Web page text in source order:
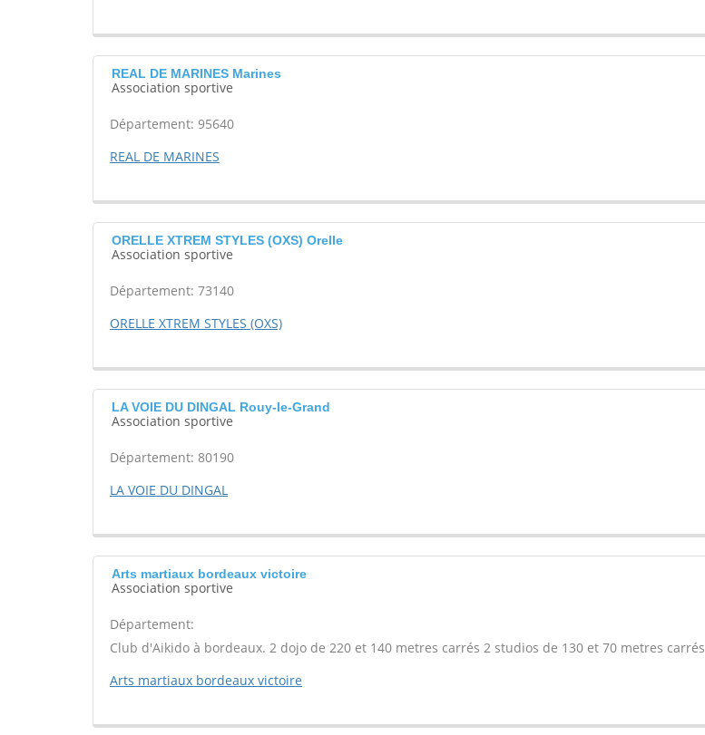
REAL DE MARINES Marines
Association sportive
Département: 95640
REAL DE MARINES
ORELLE XTREM STYLES (OXS) Orelle
Association sportive
Département: 73140
ORELLE XTREM STYLES (OXS)
LA VOIE DU DINGAL Rouy-le-Grand
Association sportive
Département: 80190
LA VOIE DU DINGAL
Arts martiaux bordeaux victoire
Association sportive
Département:
Club d'Aikido à bordeaux. 2 dojo de 220 et 140 metres carrés 2 studios de 130 et 70 metres carrés
Arts martiaux bordeaux victoire